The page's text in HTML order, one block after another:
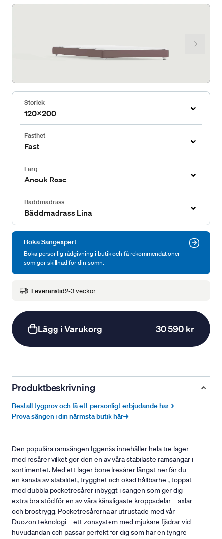
Storlek
120x200
Fasthet
Fast
Färg
Anouk Rose
Bäddmadrass
Bäddmadrass Lina
Boka Sängexpert
Boka personlig rådgivning i butik och få rekommendationer
som gör skillnad för din sömn.
Leveranstid2-3 veckor
Lägg i Varukorg 30 590 kr
Produktbeskrivning
Beställ tygprov och få ett personligt erbjudande här→
Prova sängen i din närmsta butik här→
Den populära ramsängen Iggenäs innehåller hela tre lager
med resårer vilket gör den en av våra stabilaste ramsängar i
sortimentet. Med ett lager bonellresårer längst ner får du
en känsla av stabilitet, trygghet och ökad hållbarhet, toppat
med dubbla pocketresårer inbyggt i sängen som ger dig
extra bra stöd för en av våra känsligaste kroppsdelar – axlar
och bröstrygg. Pocketresårerna är utrustade med vår
Duozon teknologi – ett zonsystem med mjukare fjädrar vid
huvudändan och passar perfekt för dig som har en tyngre